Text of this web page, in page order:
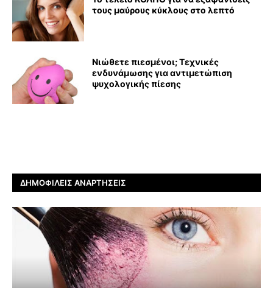
τους μαύρους κύκλους στο λεπτό
Νιώθετε πιεσμένοι; Τεχνικές
ενδυνάμωσης για αντιμετώπιση
ψυχολογικής πίεσης
ΔΗΜΟΦΙΛΕΊΣ ΑΝΑΡΤΉΣΕΙΣ